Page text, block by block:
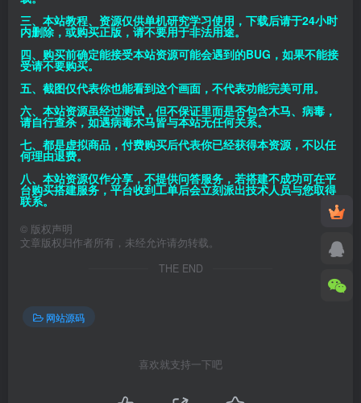
三、本站教程、资源仅供单机研究学习使用，下载后请于24小时
内删除，或购买正版，请不要用于非法用途。
四、购买前确定能接受本站资源可能会遇到的BUG，如果不能接
受请不要购买。
五、截图仅代表你也能看到这个画面，不代表功能完美可用。
六、本站资源虽经过测试，但不保证里面是否包含木马、病毒，
请自行查杀，如遇病毒木马皆与本站无任何关系。
七、都是虚拟商品，付费购买后代表你已经获得本资源，不以任
何理由退费。
八、本站资源仅作分享，不提供问答服务，若搭建不成功可在平
台购买搭建服务，平台收到工单后会立刻派出技术人员与您取得
联系。
© 版权声明
文章版权归作者所有，未经允许请勿转载。
THE END
网站源码
喜欢就支持一下吧